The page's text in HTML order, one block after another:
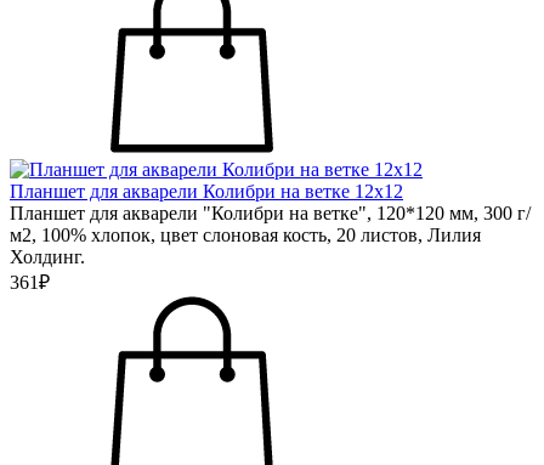
Планшет для акварели Колибри на ветке 12х12
Планшет для акварели "Колибри на ветке", 120*120 мм, 300 г/
м2, 100% хлопок, цвет слоновая кость, 20 листов, Лилия
Холдинг.
361₽